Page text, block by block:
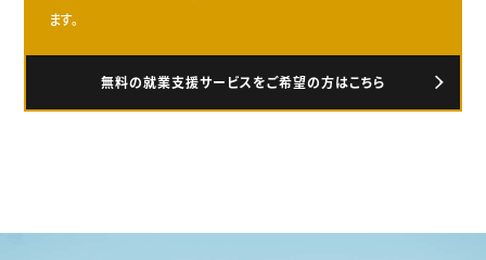
ます。
無料の就業支援サービスをご希望の方はこちら